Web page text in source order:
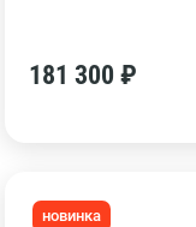
181 300 ₽
новинка